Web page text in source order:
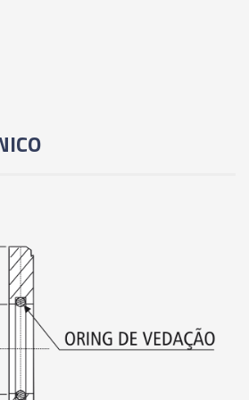
PARA PINÇA ER-20 -
PARA PINÇA ER-20 -
PARA PINÇA ER-20 -
PARA PINÇA ER-20 -
PARA PINÇA ER-20 -